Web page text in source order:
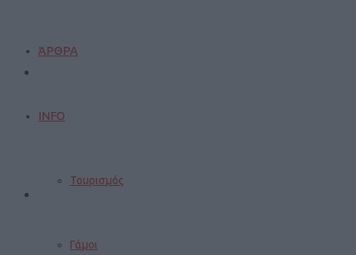
ΆΡΘΡΑ
INFO
Τουρισμός
Γάμοι